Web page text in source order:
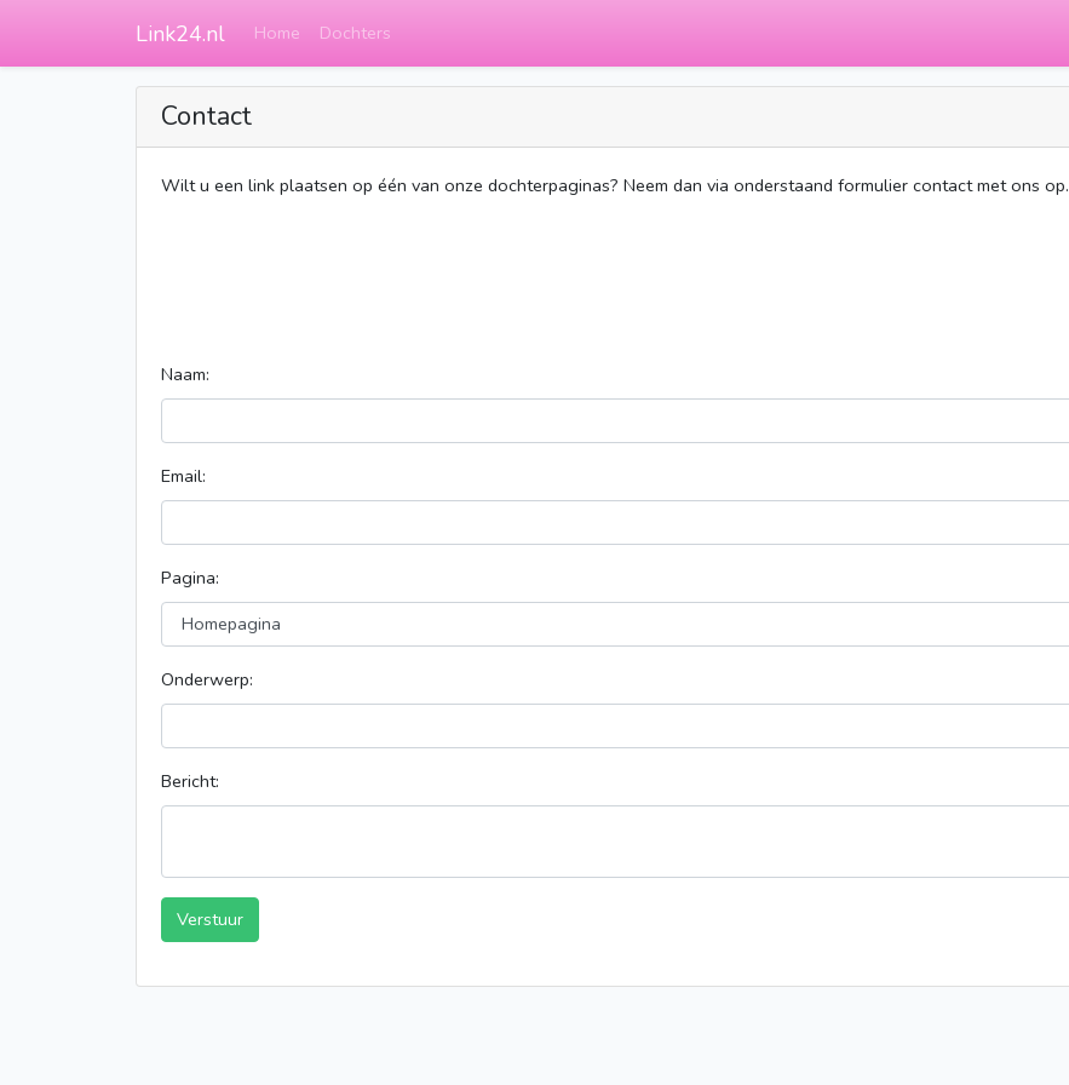
Link24.nl Home Dochters
Contact
Wilt u een link plaatsen op één van onze dochterpaginas? Neem dan via onderstaand formulier contact met ons op.
Naam:
Email:
Pagina:
Onderwerp:
Bericht:
Verstuur